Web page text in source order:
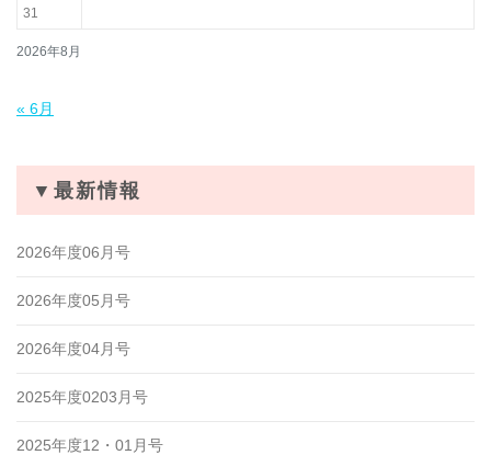
2026年8月
31
« 6月
▼最新情報
2026年度06月号
2026年度05月号
2026年度04月号
2025年度0203月号
2025年度12・01月号